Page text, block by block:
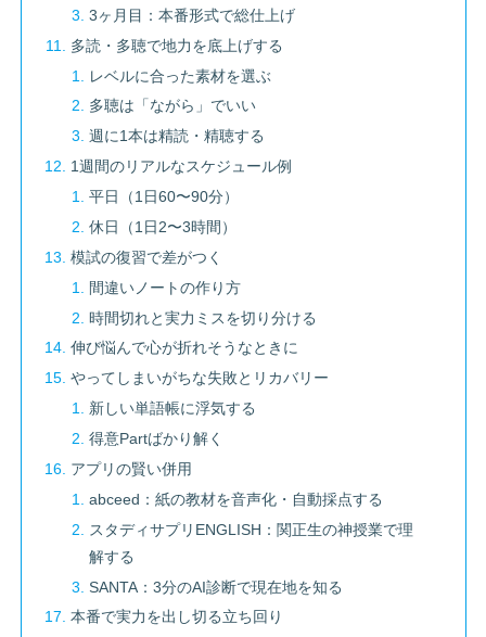
3ヶ月目：本番形式で総仕上げ
多読・多聴で地力を底上げする
レベルに合った素材を選ぶ
多聴は「ながら」でいい
週に1本は精読・精聴する
1週間のリアルなスケジュール例
平日（1日60〜90分）
休日（1日2〜3時間）
模試の復習で差がつく
間違いノートの作り方
時間切れと実力ミスを切り分ける
伸び悩んで心が折れそうなときに
やってしまいがちな失敗とリカバリー
新しい単語帳に浮気する
得意Partばかり解く
アプリの賢い併用
abceed：紙の教材を音声化・自動採点する
スタディサプリENGLISH：関正生の神授業で理
解する
SANTA：3分のAI診断で現在地を知る
本番で実力を出し切る立ち回り